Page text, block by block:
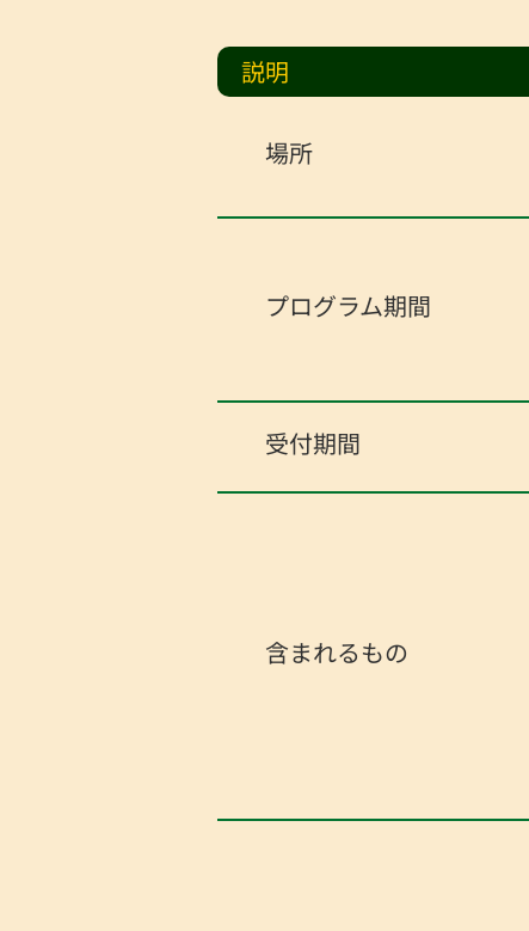
説明
場所
プログラム期間
受付期間
含まれるもの